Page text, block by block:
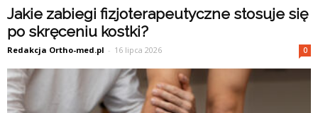
Jakie zabiegi fizjoterapeutyczne stosuje się
po skręceniu kostki?
Redakcja Ortho-med.pl - 16 lipca 2026 0